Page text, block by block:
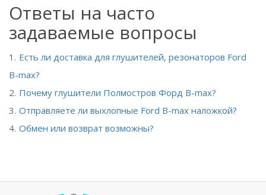
Ответы на часто
задаваемые вопросы
Есть ли доставка для глушителей, резонаторов Ford
B-max?
Почему глушители Полмостров Форд B-max?
Отправляете ли выхлопные Ford B-max наложкой?
Обмен или возврат возможны?